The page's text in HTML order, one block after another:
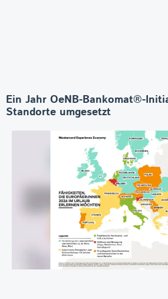
Ein Jahr OeNB-Bankomat®-
Standorte umgesetzt